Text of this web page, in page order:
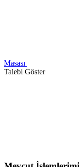
Masası
Talebi Göster